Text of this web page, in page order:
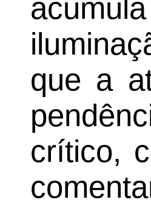
que a
crítico,